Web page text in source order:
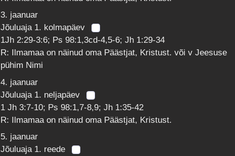
3. jaanuar
Jõuluaja 1. kolmapäev
1Jh 2:29-3:6; Ps 98:1,3cd-4,5-6; Jh 1:29-34
R: Ilmamaa on näinud oma Päästjat, Kristust. või v Jeesuse
pühim Nimi
4. jaanuar
Jõuluaja 1. neljapäev
1 Jh 3:7-10; Ps 98:1,7-8,9; Jh 1:35-42
R: Ilmamaa on näinud oma Päästjat, Kristust.
5. jaanuar
Jõuluaja 1. reede